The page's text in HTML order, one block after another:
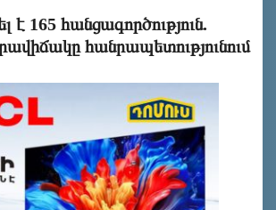
165 հանցագործություն.
հանրապետությունում